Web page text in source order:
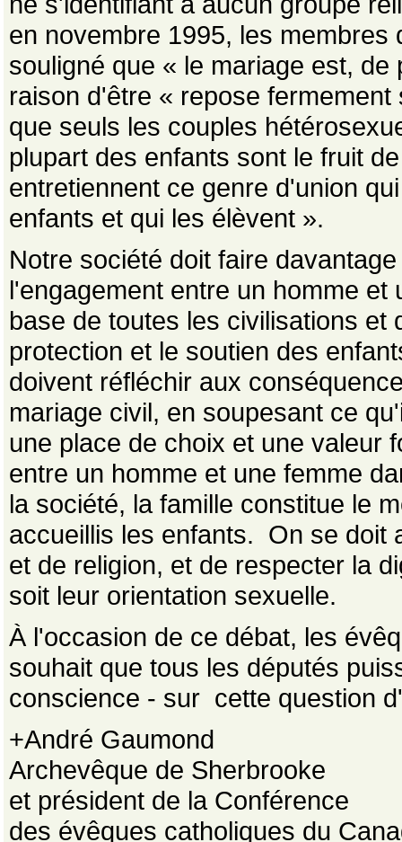
en novembre 1995, les
souligné que « le mariage est,
raison d'être « repose
que seuls les couples
plupart des enfants sont le fruit
entretiennent ce genre d'union
enfants et qui les élèvent ».
Notre société doit faire
l'engagement entre un homme
base de toutes les civilisations et
protection et le soutien des
doivent réfléchir aux
mariage civil, en soupesant ce
une place de choix et une valeur
entre un homme et une femme
la société, la famille constitue le
accueillis les enfants. On se doit
et de religion, et de respecter la
soit leur orientation sexuelle.
À l'occasion de ce débat, les
souhait que tous les députés
conscience - sur cette question
+André Gaumond
Archevêque de Sherbrooke
et président de la Conférence
des évêques catholiques du